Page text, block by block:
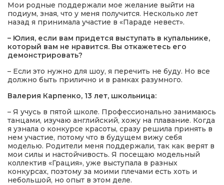
Мои родные поддержали мое желание выйти на
подиум, зная, что у меня получится. Несколько лет
назад я принимала участие в «Параде невест».
– Юлия, если вам придется выступать в купальнике,
который вам не нравится. Вы откажетесь его
демонстрировать?
– Если это нужно для шоу, я перечить не буду. Но все
должно быть прилично и в рамках разумного.
Валерия Карпенко, 13 лет, школьница:
– Я учусь в пятой школе. Профессионально занимаюсь
танцами, изучаю английский, хожу на плавание. Когда
я узнала о конкурсе красоты, сразу решила принять в
нем участие, потому что в будущем вижу себя
моделью. Родители меня поддержали, так как верят в
мои силы и настойчивость. Я посещаю модельный
коллектив «Грация», уже выступала в разных
конкурсах, поэтому за моими плечами есть хоть и
небольшой, но опыт в этом деле.